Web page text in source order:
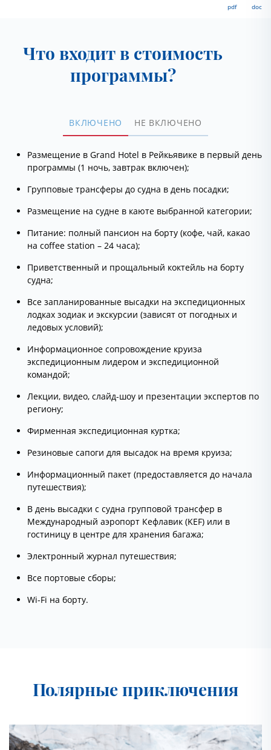
pdf doc
Что входит в стоимость
программы?
ВКЛЮЧЕНО НЕ ВКЛЮЧЕНО
Размещение в Grand Hotel в Рейкьявике в первый день
программы (1 ночь, завтрак включен);
Групповые трансферы до судна в день посадки;
Размещение на судне в каюте выбранной категории;
Питание: полный пансион на борту (кофе, чай, какао
на coffee station – 24 часа);
Приветственный и прощальный коктейль на борту
судна;
Все запланированные высадки на экспедиционных
лодках зодиак и экскурсии (зависят от погодных и
ледовых условий);
Информационное сопровождение круиза
экспедиционным лидером и экспедиционной
командой;
Лекции, видео, слайд-шоу и презентации экспертов по
региону;
Фирменная экспедиционная куртка;
Резиновые сапоги для высадок на время круиза;
Информационный пакет (предоставляется до начала
путешествия);
В день высадки с судна групповой трансфер в
Международный аэропорт Кефлавик (KEF) или в
гостиницу в центре для хранения багажа;
Электронный журнал путешествия;
Все портовые сборы;
Wi-Fi на борту.
Полярные приключения